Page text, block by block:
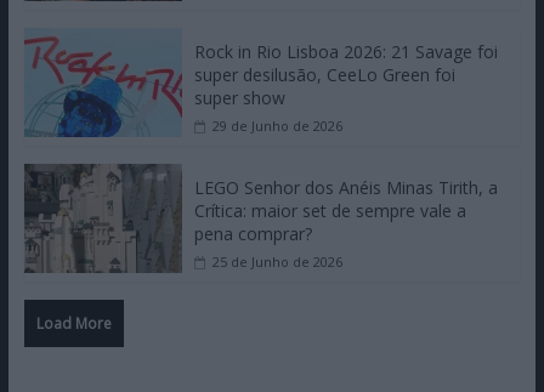
Rock in Rio Lisboa 2026: 21 Savage foi
super desilusão, CeeLo Green foi
super show
29 de Junho de 2026
LEGO Senhor dos Anéis Minas Tirith, a
Crítica: maior set de sempre vale a
pena comprar?
25 de Junho de 2026
Load More